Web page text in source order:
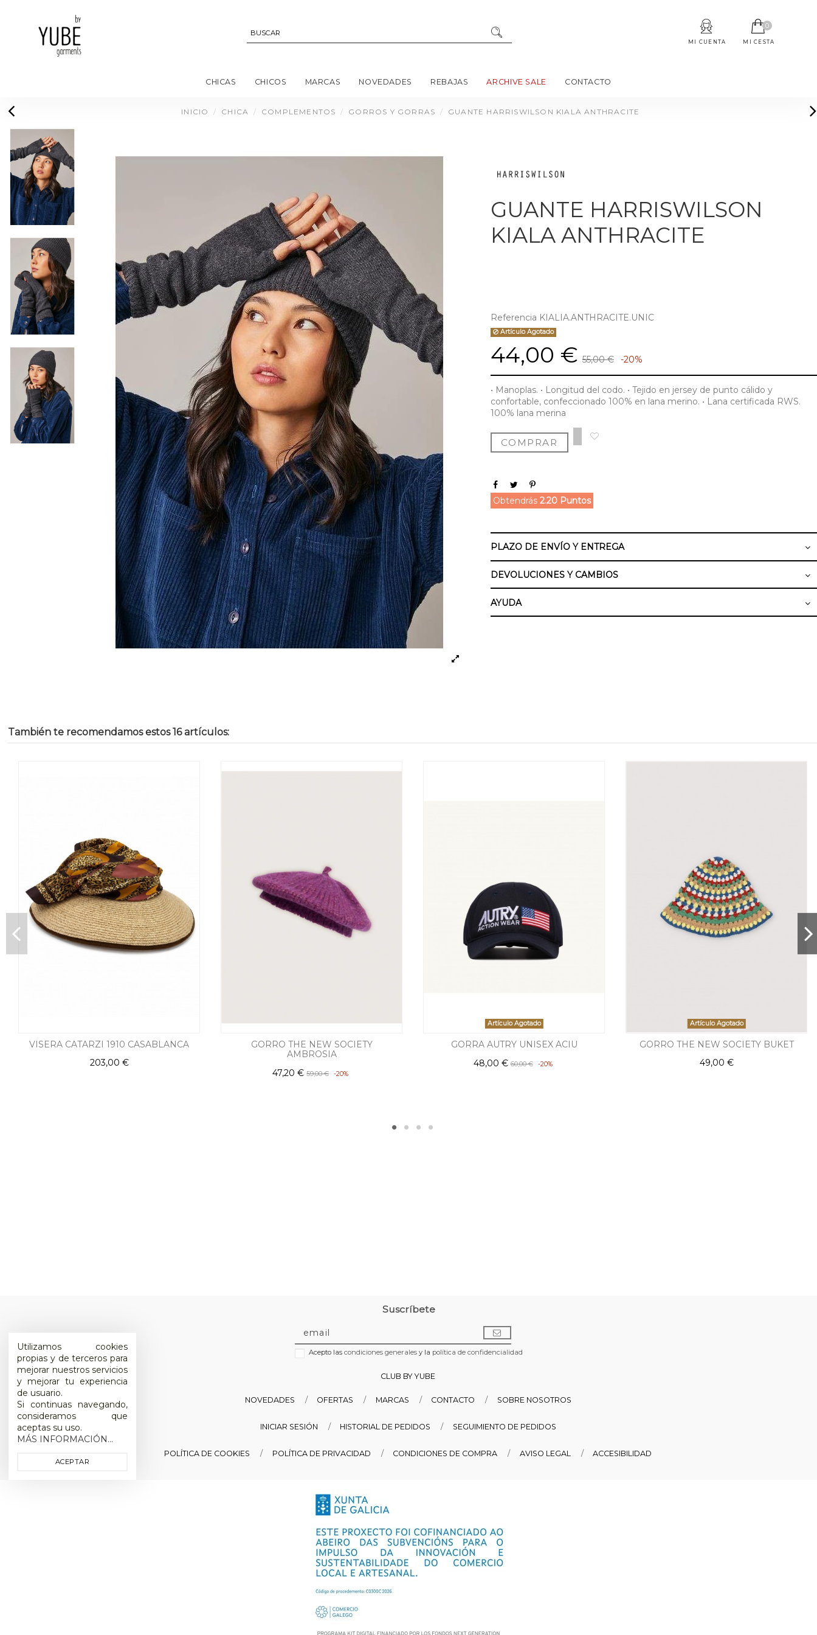
MI CUENTA
0
MI CESTA
CHICAS CHICOS MARCAS NOVEDADES REBAJAS ARCHIVE SALE CONTACTO
INICIO CHICA COMPLEMENTOS GORROS Y GORRAS GUANTE HARRISWILSON KIALA ANTHRACITE
GUANTE HARRISWILSON
KIALA ANTHRACITE
Referencia KIALIA.ANTHRACITE.UNIC
Artículo Agotado
44,00 € 55,00 € -20%
• Manoplas. • Longitud del codo. • Tejido en jersey de punto cálido y
confortable, confeccionado 100% en lana merino. • Lana certificada RWS.
100% lana merina
COMPRAR
Obtendrás2.20 Puntos
PLAZO DE ENVÍO Y ENTREGA
DEVOLUCIONES Y CAMBIOS
AYUDA
También te recomendamos estos 16 artículos:
VISERA CATARZI 1910 CASABLANCA
203,00 €
GORRO THE NEW SOCIETY
AMBROSIA
47,20 € 59,00 € -20%
Artículo Agotado
GORRA AUTRY UNISEX ACIU
48,00 € 60,00 € -20%
Artículo Agotado
GORRO THE NEW SOCIETY BUKET
49,00 €
Suscríbete
Acepto las condiciones generalesy la política de confidencialidad
CLUB BY YUBE
NOVEDADES OFERTAS MARCAS CONTACTO SOBRE NOSOTROS
INICIAR SESIÓN HISTORIAL DE PEDIDOS SEGUIMIENTO DE PEDIDOS
POLÍTICA DE COOKIES POLÍTICA DE PRIVACIDAD CONDICIONES DE COMPRA AVISO LEGAL ACCESIBILIDAD
Utilizamos cookies
propias y de terceros para
mejorar nuestros servicios
y mejorar tu experiencia
de usuario.
Si continuas navegando,
consideramos que
aceptas su uso.
MÁS INFORMACIÓN...
ACEPTAR